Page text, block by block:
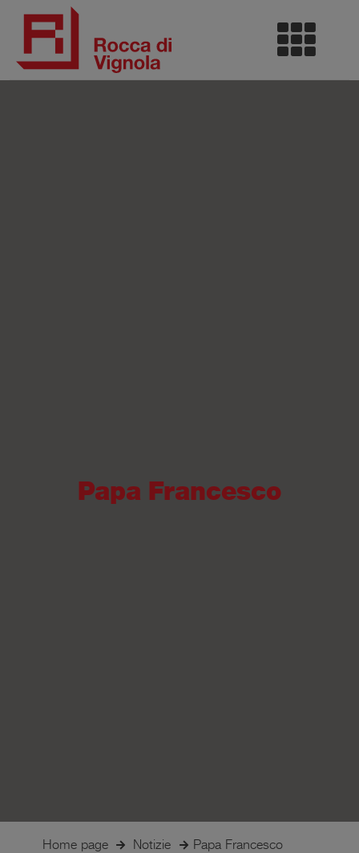
Papa Francesco
Home page Notizie Papa Francesco